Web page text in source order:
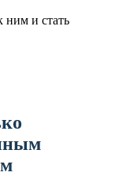
ним и стать